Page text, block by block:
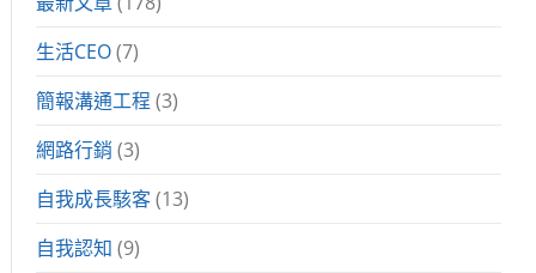
生活CEO(7)
簡報溝通工程 (3)
網路行銷 (3)
自我成長駭客(13)
自我認知 (9)